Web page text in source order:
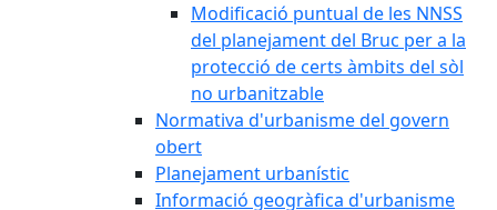
Modificació puntual de les NNSS
del planejament del Bruc per a la
protecció de certs àmbits del sòl
no urbanitzable
Normativa d'urbanisme del govern
obert
Planejament urbanístic
Informació geogràfica d'urbanisme